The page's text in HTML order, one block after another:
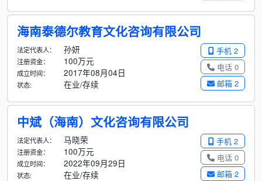
海南泰德尔教育文化咨询有限公司
手机 2
电话 0
邮箱 2
法定代表人： 孙妍
注册资金： 100万元
成立时间： 2017年08月04日
状态: 在业/存续
中斌（海南）文化咨询有限公司
手机 2
电话 0
邮箱 2
法定代表人： 马晓荣
注册资金： 100万元
成立时间： 2022年09月29日
状态: 在业/存续